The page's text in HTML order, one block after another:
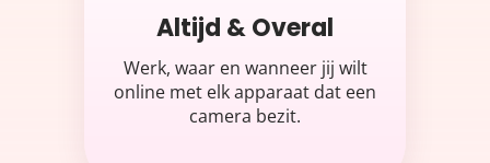
Altijd & Overal
Werk, waar en wanneer jij wilt
online met elk apparaat dat een
camera bezit.